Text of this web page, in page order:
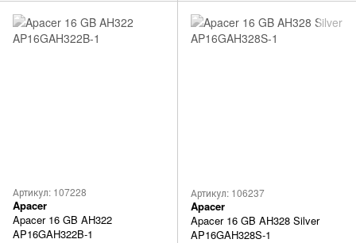
Артикул: 107228
Apacer
Apacer 16 GB AH322
AP16GAH322B-1
Артикул: 106237
Apacer
Apacer 16 GB AH328 Silver
AP16GAH328S-1